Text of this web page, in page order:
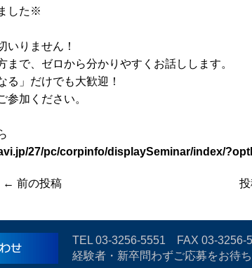
した※
いりません！
まで、ゼロから分かりやすくお話しします。
る」だけでも大歓迎！
参加ください。
27/pc/corpinfo/displaySeminar/index/
← 前の投稿
TEL 03-3256-5551
FAX 03-3256-
経験者・新卒問わずご応募をお待